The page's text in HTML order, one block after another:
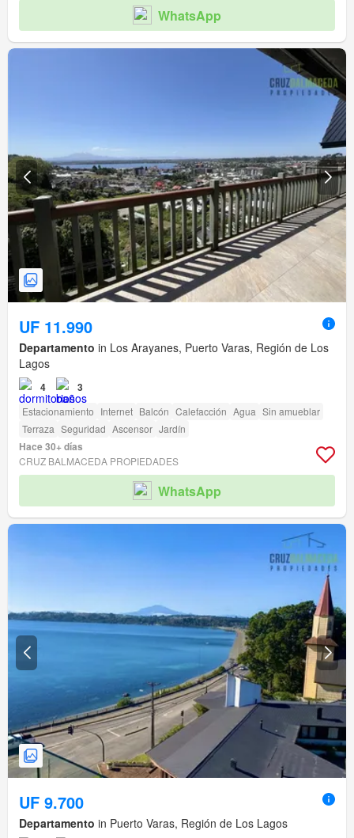
WhatsApp
UF 11.990
Departamento in Los Arayanes, Puerto Varas, Región de Los
Lagos
4 3
Estacionamiento Internet Balcón Calefacción Agua Sin amueblar
Terraza Seguridad Ascensor Jardín
Hace 30+ días
CRUZ BALMACEDA PROPIEDADES
WhatsApp
UF 9.700
Departamento in Puerto Varas, Región de Los Lagos